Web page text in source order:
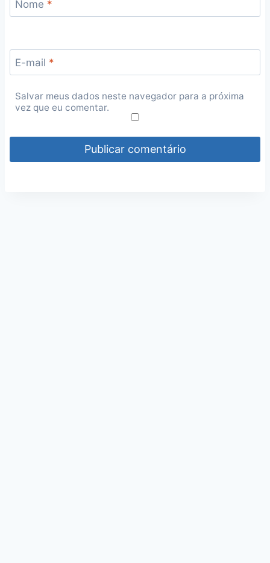
Nome *
E-mail *
Salvar meus dados neste navegador para a próxima
vez que eu comentar.